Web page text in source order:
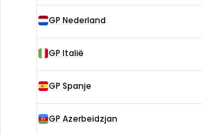
kalender
2026GP Nederland
GP Italië
GP Spanje
GP Azerbeidzjan